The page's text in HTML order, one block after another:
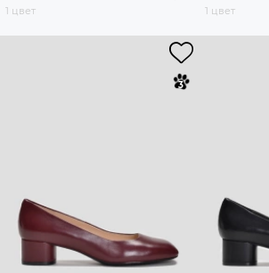
1 цвет
1 цвет